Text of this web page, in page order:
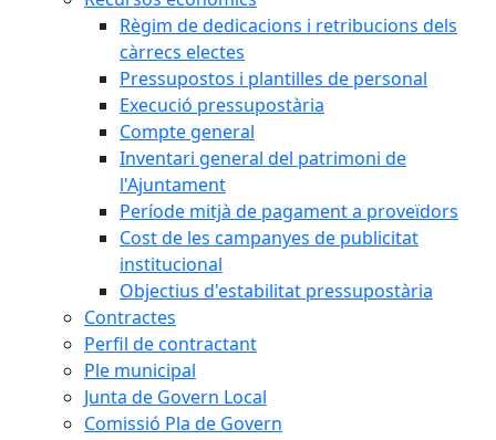
Règim de dedicacions i retribucions dels
càrrecs electes
Pressupostos i plantilles de personal
Execució pressupostària
Compte general
Inventari general del patrimoni de
l'Ajuntament
Període mitjà de pagament a proveïdors
Cost de les campanyes de publicitat
institucional
Objectius d'estabilitat pressupostària
Contractes
Perfil de contractant
Ple municipal
Junta de Govern Local
Comissió Pla de Govern